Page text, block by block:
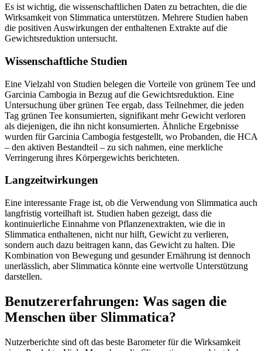
Es ist wichtig, die wissenschaftlichen Daten zu betrachten, die die
Wirksamkeit von Slimmatica unterstützen. Mehrere Studien haben
die positiven Auswirkungen der enthaltenen Extrakte auf die
Gewichtsreduktion untersucht.
Wissenschaftliche Studien
Eine Vielzahl von Studien belegen die Vorteile von grünem Tee und
Garcinia Cambogia in Bezug auf die Gewichtsreduktion. Eine
Untersuchung über grünen Tee ergab, dass Teilnehmer, die jeden
Tag grünen Tee konsumierten, signifikant mehr Gewicht verloren
als diejenigen, die ihn nicht konsumierten. Ähnliche Ergebnisse
wurden für Garcinia Cambogia festgestellt, wo Probanden, die HCA
– den aktiven Bestandteil – zu sich nahmen, eine merkliche
Verringerung ihres Körpergewichts berichteten.
Langzeitwirkungen
Eine interessante Frage ist, ob die Verwendung von Slimmatica auch
langfristig vorteilhaft ist. Studien haben gezeigt, dass die
kontinuierliche Einnahme von Pflanzenextrakten, wie die in
Slimmatica enthaltenen, nicht nur hilft, Gewicht zu verlieren,
sondern auch dazu beitragen kann, das Gewicht zu halten. Die
Kombination von Bewegung und gesunder Ernährung ist dennoch
unerlässlich, aber Slimmatica könnte eine wertvolle Unterstützung
darstellen.
Benutzererfahrungen: Was sagen die
Menschen über Slimmatica?
Nutzerberichte sind oft das beste Barometer für die Wirksamkeit